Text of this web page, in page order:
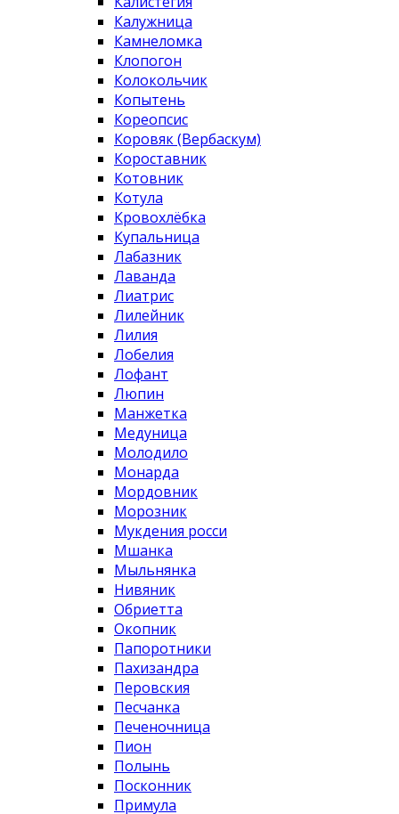
Калужница
Камнеломка
Клопогон
Колокольчик
Копытень
Кореопсис
Коровяк (Вербаскум)
Короставник
Котовник
Котула
Кровохлёбка
Купальница
Лабазник
Лаванда
Лиатрис
Лилейник
Лилия
Лобелия
Лофант
Люпин
Манжетка
Медуница
Молодило
Монарда
Мордовник
Морозник
Мукдения росси
Мшанка
Мыльнянка
Нивяник
Обриетта
Окопник
Папоротники
Пахизандра
Перовския
Песчанка
Печеночница
Пион
Полынь
Посконник
Примула